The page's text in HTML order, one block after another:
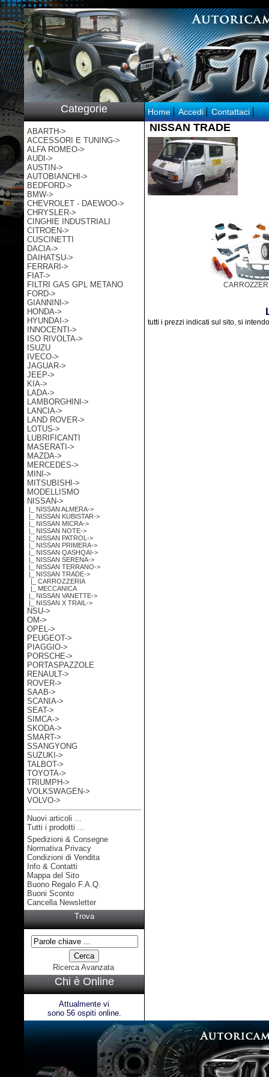
p:/
Categorie
ABARTH->
ACCESSORI E TUNING->
ALFA ROMEO->
AUDI->
AUSTIN->
AUTOBIANCHI->
BEDFORD->
BMW->
CHEVROLET - DAEWOO->
CHRYSLER->
CINGHIE INDUSTRIALI
CITROEN->
CUSCINETTI
DACIA->
DAIHATSU->
FERRARI->
FIAT->
FILTRI GAS GPL METANO
FORD->
GIANNINI->
HONDA->
HYUNDAI->
INNOCENTI->
ISO RIVOLTA->
ISUZU
IVECO->
JAGUAR->
JEEP->
KIA->
LADA->
LAMBORGHINI->
LANCIA->
LAND ROVER->
LOTUS->
LUBRIFICANTI
MASERATI->
MAZDA->
MERCEDES->
MINI->
MITSUBISHI->
MODELLISMO
NISSAN->
|_ NISSAN ALMERA->
|_ NISSAN KUBISTAR->
|_ NISSAN MICRA->
|_ NISSAN NOTE->
|_ NISSAN PATROL->
|_ NISSAN PRIMERA->
|_ NISSAN QASHQAI->
|_ NISSAN SERENA->
|_ NISSAN TERRANO->
|_ NISSAN TRADE->
|_ CARROZZERIA
|_ MECCANICA
|_ NISSAN VANETTE->
|_ NISSAN X TRAIL->
NSU->
OM->
OPEL->
PEUGEOT->
PIAGGIO->
PORSCHE->
PORTASPAZZOLE
RENAULT->
ROVER->
SAAB->
SCANIA->
SEAT->
SIMCA->
SKODA->
SMART->
SSANGYONG
SUZUKI->
TALBOT->
TOYOTA->
TRIUMPH->
VOLKSWAGEN->
VOLVO->
Nuovi articoli ...
Tutti i prodotti ...
Informazioni
Spedizioni & Consegne
Normativa Privacy
Condizioni di Vendita
Info & Contatti
Mappa del Sito
Buono Regalo F.A.Q.
Buoni Sconto
Cancella Newsletter
Trova
Ricerca Avanzata
Chi è Online
Attualmente vi
sono 56 ospiti online.
Home Accedi Contattaci
NISSAN TRADE
tutti i prezzi indicati sul sito, si